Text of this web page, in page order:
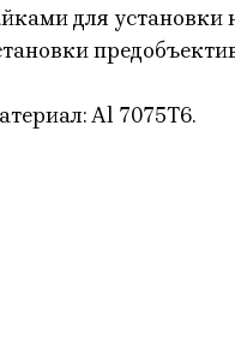
для установки
Al 7075T6.